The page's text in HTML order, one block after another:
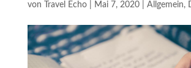
von Travel Echo| Mai 7, 2020| Allgemein,